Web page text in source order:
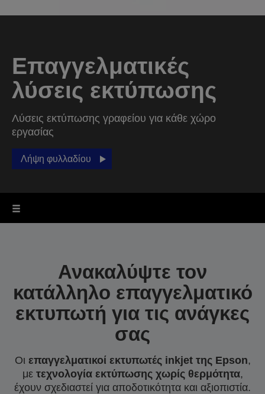
Επαγγελματικές
λύσεις εκτύπωσης
Λύσεις εκτύπωσης γραφείου για κάθε χώρο
εργασίας
Λήψη φυλλαδίου
Ανακαλύψτε τον
κατάλληλο επαγγελματικό
εκτυπωτή για τις ανάγκες
σας
Οι επαγγελματικοί εκτυπωτές inkjet της Epson,
με τεχνολογία εκτύπωσης χωρίς θερμότητα,
έχουν σχεδιαστεί για αποδοτικότητα και αξιοπιστία.